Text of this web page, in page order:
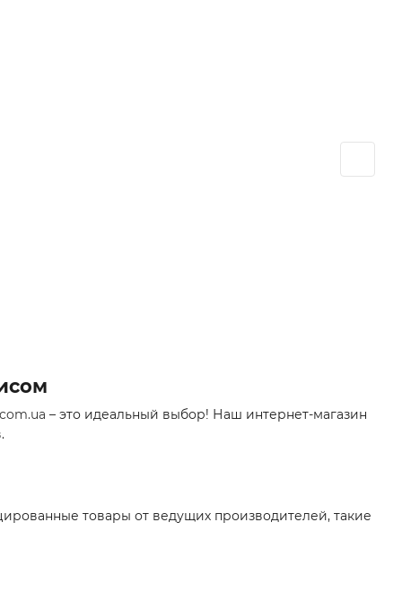
– это идеальный выбор! Наш интернет-магазин
товары от ведущих производителей, такие